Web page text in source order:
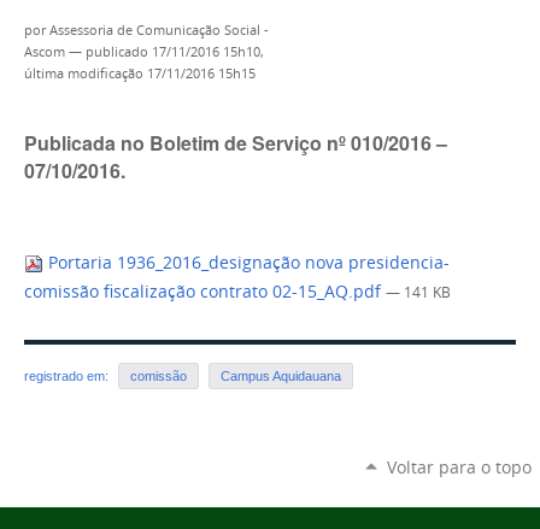
porAssessoria de Comunicação Social -
Ascom — publicado 17/11/2016 15h10,
última modificação 17/11/2016 15h15
Publicada no Boletim de Serviço nº 010/2016 –
07/10/2016.
Portaria 1936_2016_designação nova presidencia-
comissão fiscalização contrato 02-15_AQ.pdf — 141 KB
registrado em: comissão Campus Aquidauana
Voltar para o topo